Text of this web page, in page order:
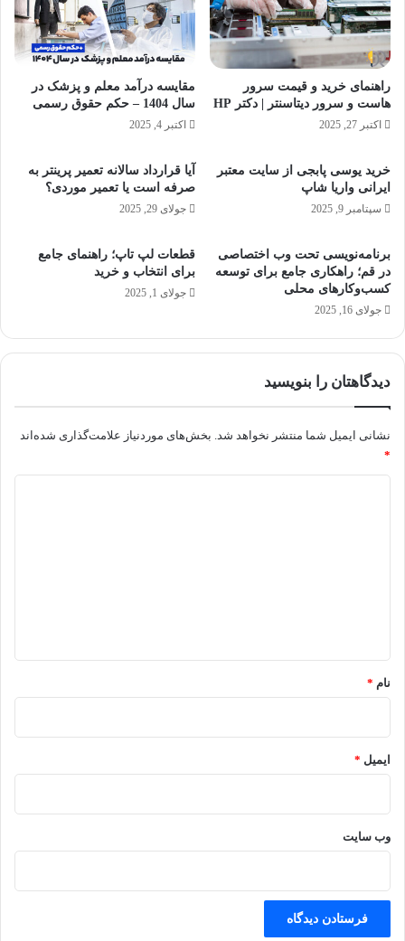
ا
ی
د
آ
م
د
ا
ی
م
ن
آ
ل
م
ن
؟
د
ا
م
ر
ا
ت
راهنمای خرید و قیمت سرور
هاست و سرور دیتاسنتر | دکتر HP
اکتبر 27, 2025
مقایسه درآمد معلم و پزشک در
سال 1404 – حکم حقوق رسمی
اکتبر 4, 2025
خرید یوسی پابجی از سایت معتبر
ایرانی واریا شاپ
سپتامبر 9, 2025
آیا قرارداد سالانه تعمیر پرینتر به
صرفه است یا تعمیر موردی؟
جولای 29, 2025
برنامه‌نویسی تحت وب اختصاصی
در قم؛ راهکاری جامع برای توسعه
کسب‌وکارهای محلی
جولای 16, 2025
قطعات لپ تاپ؛ راهنمای جامع
برای انتخاب و خرید
جولای 1, 2025
دیدگاهتان را بنویسید
نشانی ایمیل شما منتشر نخواهد شد. بخش‌های موردنیاز علامت‌گذاری شده‌اند
*
نام *
ایمیل *
وب‌ سایت